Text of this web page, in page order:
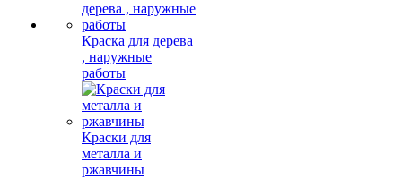
Краска для дерева
, наружные
работы
Краски для
металла и
ржавчины